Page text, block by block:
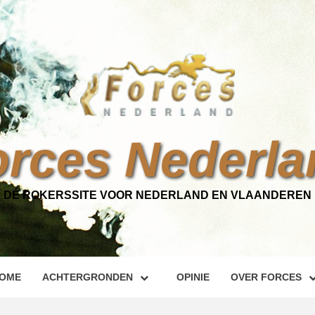
DÉ ROKERSSITE VOOR NEDERLAND EN VLAANDEREN
ACHTERGRONDEN OPINIE OVER FORCES